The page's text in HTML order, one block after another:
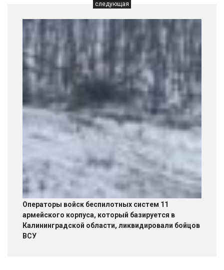
следующая
Операторы войск беспилотных систем 11
армейского корпуса, который базируется в
Калининградской области, ликвидировали бойцов
ВСУ